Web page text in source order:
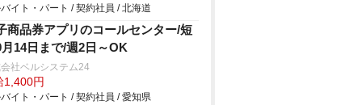
イト・パート / 契約社員 / 北海道
商品券アプリのコールセンター/短
14日まで/週2日～OK
社ベルシステム24
1,400円
イト・パート / 契約社員 / 愛知県